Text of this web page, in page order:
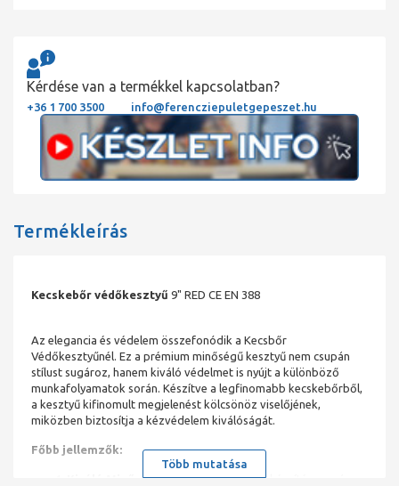
Kérdése van a termékkel kapcsolatban?
+36 1 700 3500 info@ferencziepuletgepeszet.hu
Termékleírás
Kecskebőr védőkesztyű 9" RED CE EN 388
Az elegancia és védelem összefonódik a Kecsbőr
Védőkesztyűnél. Ez a prémium minőségű kesztyű nem csupán
stílust sugároz, hanem kiváló védelmet is nyújt a különböző
munkafolyamatok során. Készítve a legfinomabb kecskebőrből,
a kesztyű kifinomult megjelenést kölcsönöz viselőjének,
miközben biztosítja a kézvédelem kiválóságát.
Főbb jellemzők:
Kiváló Minőségű Kecsbőr:A kesztyű készítése során
Több mutatása